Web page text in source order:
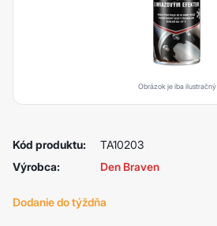
Obrázok je iba ilustračný
Kód produktu:
TA10203
Výrobca:
Den Braven
Dodanie do týždňa